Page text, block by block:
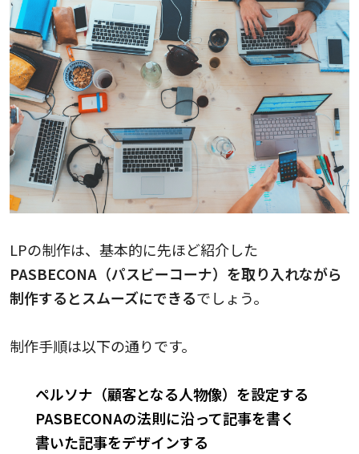
LPの制作は、基本的に先ほど紹介した
PASBECONA（パスビーコーナ）を取り入れながら
制作するとスムーズにできるでしょう。
制作手順は以下の通りです。
ペルソナ（顧客となる人物像）を設定する
PASBECONAの法則に沿って記事を書く
書いた記事をデザインする